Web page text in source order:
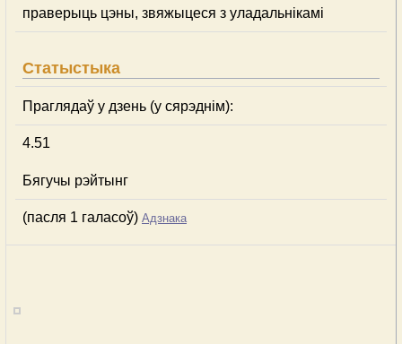
праверыць цэны, звяжыцеся з уладальнікамі
Статыстыка
Праглядаў у дзень (у сярэднім):
4.51
Бягучы рэйтынг
(пасля 1 галасоў) Адзнака